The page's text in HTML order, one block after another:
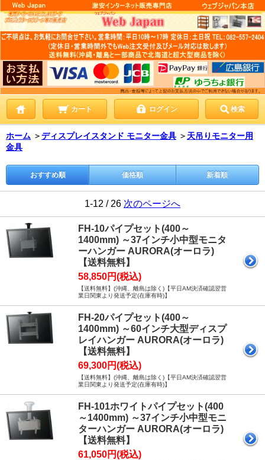
カート ログイン 検索
ホーム ＞ディスプレイスタンド モニター金具 ＞ 天吊りモニター用
金具
おすすめ順 価格順 新着順
1-12 / 26 次のページへ
FH-10パイプセット(400～
1400mm) ～37インチ小中型モニタ
ーハンガー AURORA(オーロラ)
【送料無料】
58,850円(税込)
【送料無料】(沖縄、離島は除く)【平日AM決済確認翌営
業日関東より発送予定(在庫有時)】
FH-20パイプセット(400～
1400mm) ～60インチ大型ディスプ
レイハンガー AURORA(オーロラ)
【送料無料】
69,300円(税込)
【送料無料】(沖縄、離島は除く)【平日AM決済確認翌営
業日関東より発送予定(在庫有時)】
FH-101ホワイトパイプセット(400
～1400mm) ～37インチ小中型モニ
ターハンガー AURORA(オーロラ)
【送料無料】
61,050円(税込)